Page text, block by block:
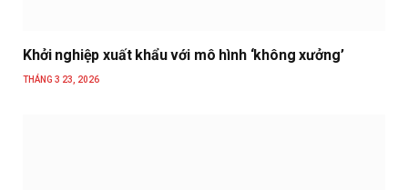
Khởi nghiệp xuất khẩu với mô hình ‘không xưởng’
THÁNG 3 23, 2026